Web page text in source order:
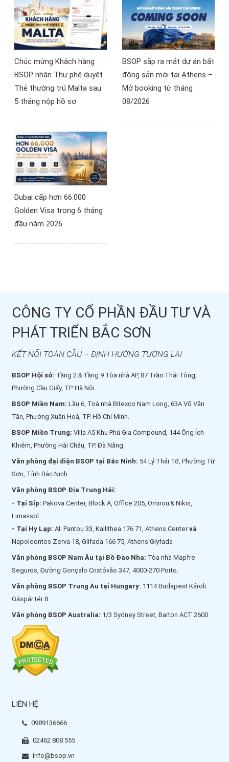
Chúc mừng Khách hàng
BSOP nhận Thư phê duyệt
Thẻ thường trú Malta sau
5 tháng nộp hồ sơ
BSOP sắp ra mắt dự án bất
động sản mới tại Athens –
Mở booking từ tháng
08/2026
Dubai cấp hơn 66.000
Golden Visa trong 6 tháng
đầu năm 2026
CÔNG TY CỔ PHẦN ĐẦU TƯ VÀ
PHÁT TRIỂN BẮC SƠN
KẾT NỐI TOÀN CẦU – ĐỊNH HƯỚNG TƯƠNG LAI
BSOP Hội sở: Tầng 2 & Tầng 9 Tòa nhà AP, 87 Trần Thái Tông,
Phường Cầu Giấy, TP. Hà Nội.
BSOP Miền Nam: Lầu 6, Toà nhà Bitexco Nam Long, 63A Võ Văn
Tần, Phường Xuân Hoà, TP. Hồ Chí Minh.
BSOP Miền Trung: Villa A5 Khu Phú Gia Compound, 144 Ông Ích
Khiêm, Phường Hải Châu, TP. Đà Nẵng.
Văn phòng đại diện BSOP tại Bắc Ninh: 54 Lý Thái Tổ, Phường Từ
Sơn, Tỉnh Bắc Ninh.
Văn phòng BSOP Địa Trung Hải:
- Tại Síp: Pakova Center, Block A, Office 205, Omirou & Nikis,
Limassol.
- Tại Hy Lạp: Al. Pantou 33, Kallithea 176 71, Athens Centervà
Napoleontos Zerva 18, Glifada 166 75, Athens Glyfada
Văn phòng BSOP Nam Âu tại Bồ Đào Nha: Tòa nhà Mapfre
Seguros, Đường Gonçalo Cristóvão 347, 4000-270 Porto.
Văn phòng BSOP Trung Âu tại Hungary: 1114 Budapest Károli
Gáspár tér 8.
Văn phòng BSOP Australia: 1/3 Sydney Street, Barton ACT 2600.
LIÊN HỆ
0989136666
02462 808 555
info@bsop.vn